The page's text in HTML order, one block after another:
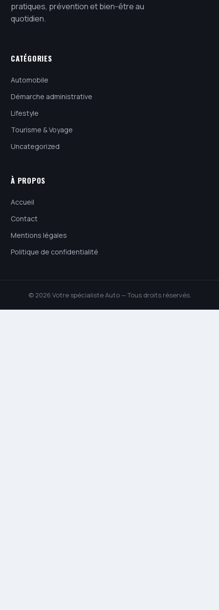
pratiques, prévention et bien-être au
quotidien.
CATÉGORIES
Automobile
Démarche administrative
Lifestyle
Tourisme & Voyage
Uncategorized
À PROPOS
Accueil
Contact
Mentions légales
Politique de confidentialité
© 2026 Votre spécialiste Auto — Tous droits réservés.